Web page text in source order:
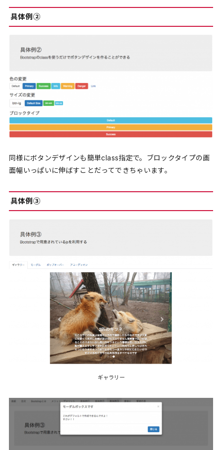
具体例②
同様にボタンデザインも簡単class指定で。ブロックタイプの画
面幅いっぱいに伸ばすことだってできちゃいます。
具体例③
ギャラリー